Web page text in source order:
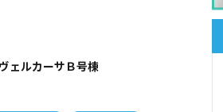
ェルカーサＢ号棟